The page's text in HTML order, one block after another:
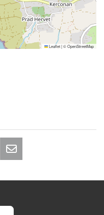
Leaflet|©OpenStreetMap